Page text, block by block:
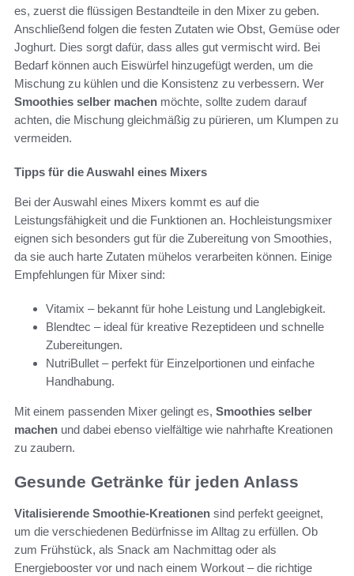
es, zuerst die flüssigen Bestandteile in den Mixer zu geben.
Anschließend folgen die festen Zutaten wie Obst, Gemüse oder
Joghurt. Dies sorgt dafür, dass alles gut vermischt wird. Bei
Bedarf können auch Eiswürfel hinzugefügt werden, um die
Mischung zu kühlen und die Konsistenz zu verbessern. Wer
Smoothies selber machen möchte, sollte zudem darauf
achten, die Mischung gleichmäßig zu pürieren, um Klumpen zu
vermeiden.
Tipps für die Auswahl eines Mixers
Bei der Auswahl eines Mixers kommt es auf die
Leistungsfähigkeit und die Funktionen an. Hochleistungsmixer
eignen sich besonders gut für die Zubereitung von Smoothies,
da sie auch harte Zutaten mühelos verarbeiten können. Einige
Empfehlungen für Mixer sind:
Vitamix – bekannt für hohe Leistung und Langlebigkeit.
Blendtec – ideal für kreative Rezeptideen und schnelle
Zubereitungen.
NutriBullet – perfekt für Einzelportionen und einfache
Handhabung.
Mit einem passenden Mixer gelingt es, Smoothies selber
machen und dabei ebenso vielfältige wie nahrhafte Kreationen
zu zaubern.
Gesunde Getränke für jeden Anlass
Vitalisierende Smoothie-Kreationen sind perfekt geeignet,
um die verschiedenen Bedürfnisse im Alltag zu erfüllen. Ob
zum Frühstück, als Snack am Nachmittag oder als
Energiebooster vor und nach einem Workout – die richtige